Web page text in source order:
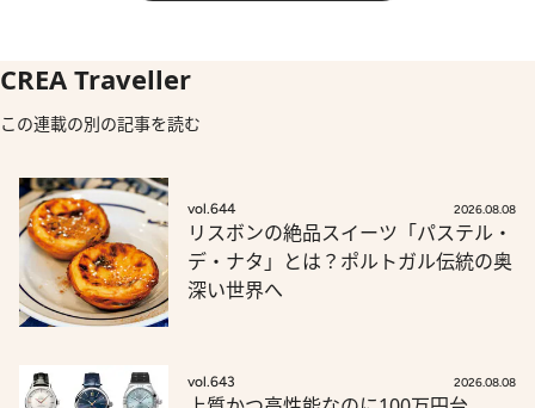
CREA Traveller
この連載の別の記事を読む
vol.644 2026.08.08
リスボンの絶品スイーツ「パステル・
デ・ナタ」とは？ポルトガル伝統の奥
深い世界へ
vol.643 2026.08.08